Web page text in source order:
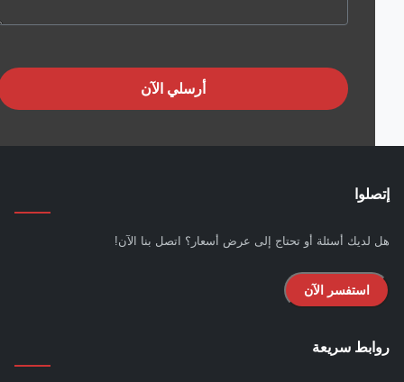
أرسلي الآن
أسئلة أو تحتاج إلى عرض أسعار؟ اتصل بنا الآن!
استفسر الآن
سريعة